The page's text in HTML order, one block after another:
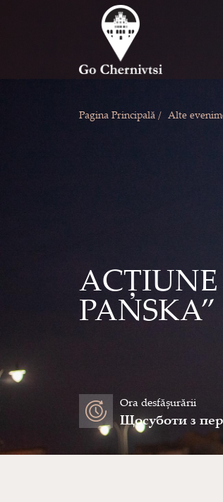
Pagina Principală / Alte
PANSKA”
Ora desfășurării
Щосуботи з